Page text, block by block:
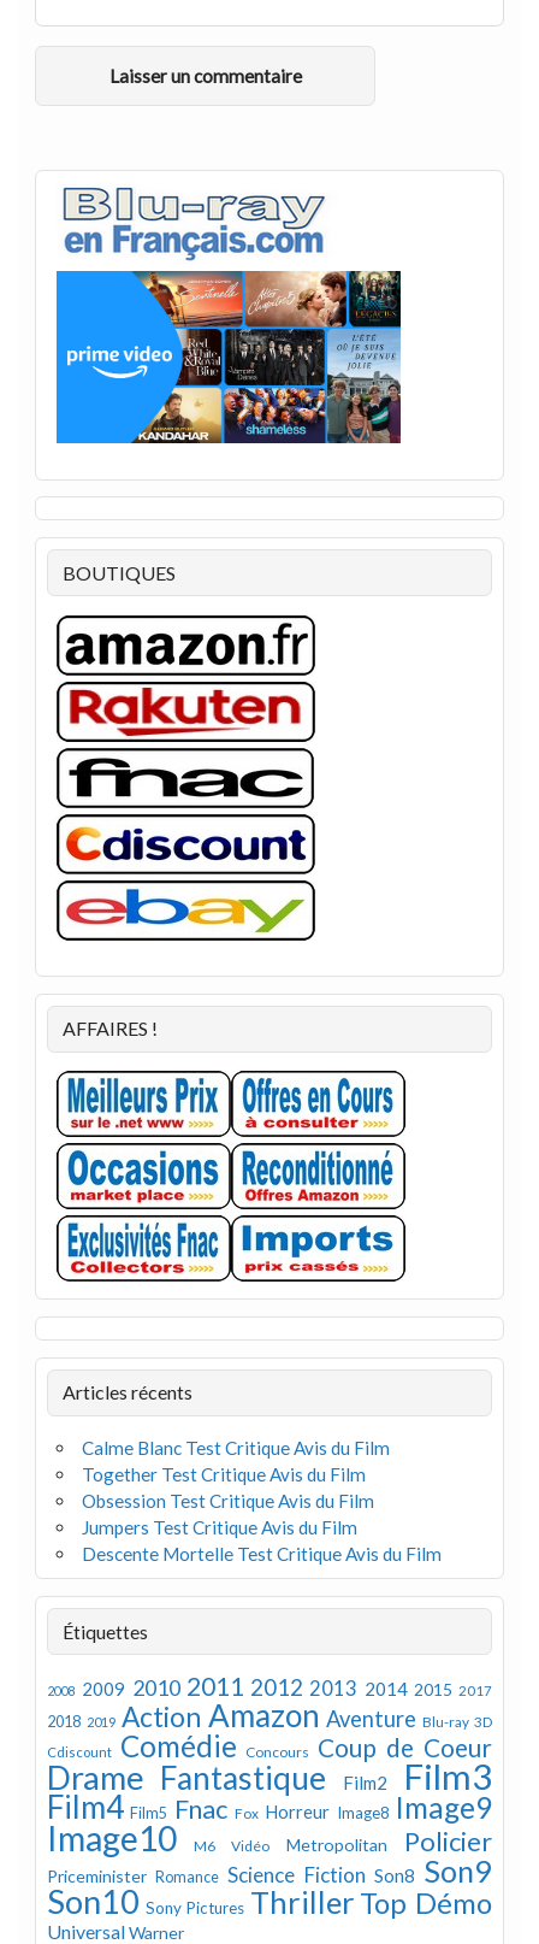
BOUTIQUES
AFFAIRES !
Articles récents
Calme Blanc Test Critique Avis du Film
Together Test Critique Avis du Film
Obsession Test Critique Avis du Film
Jumpers Test Critique Avis du Film
Descente Mortelle Test Critique Avis du Film
Étiquettes
2008 2009 2010 2011 2012 2013 2014 2015 2017
2018 2019 Action Amazon Aventure Blu-ray 3D
Cdiscount Comédie Concours Coup de Coeur
Drame Fantastique Film2 Film3
Film4 Film5 Fnac Fox Horreur Image8 Image9
Image10 M6 Vidéo Metropolitan Policier
Priceminister Romance Science Fiction Son8 Son9
Son10 Sony Pictures Thriller Top Démo
UniversalWarner